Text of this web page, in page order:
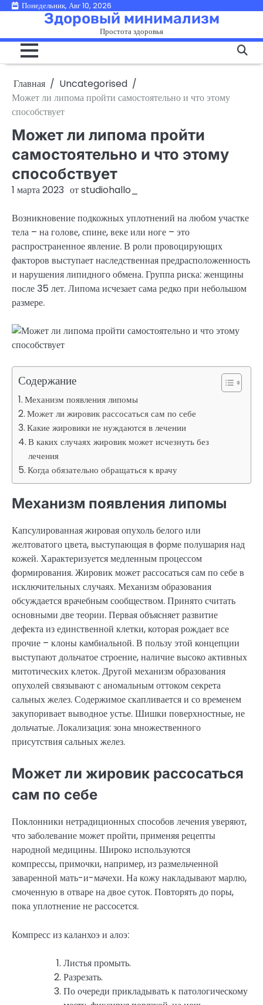
ПерейтиПонедельник, Авг 10, 2026
Здоровый минимализм
Простота здоровья
Главная
Uncategorised
Может ли липома пройти самостоятельно и что этому
способствует
Может ли липома пройти
самостоятельно и что этому
способствует
1 марта 2023 отstudiohallo_
Возникновение подкожных уплотнений на любом участке
тела – на голове, спине, веке или ноге – это
распространенное явление. В роли провоцирующих
факторов выступает наследственная предрасположенность
и нарушения липидного обмена. Группа риска: женщины
после 35 лет. Липома исчезает сама редко при небольшом
размере.
Содержание
Механизм появления липомы
Может ли жировик рассосаться сам по себе
Какие жировики не нуждаются в лечении
В каких случаях жировик может исчезнуть без
лечения
Когда обязательно обращаться к врачу
Механизм появления липомы
Капсулированная жировая опухоль белого или
желтоватого цвета, выступающая в форме полушария над
кожей. Характеризуется медленным процессом
формирования. Жировик может рассосаться сам по себе в
исключительных случаях. Механизм образования
обсуждается врачебным сообществом. Принято считать
основными две теории. Первая объясняет развитие
дефекта из единственной клетки, которая рождает все
прочие – клоны камбиальной. В пользу этой концепции
выступают дольчатое строение, наличие высоко активных
митотических клеток. Другой механизм образования
опухолей связывают с аномальным оттоком секрета
сальных желез. Содержимое скапливается и со временем
закупоривает выводное устье. Шишки поверхностные, не
дольчатые. Локализация: зона множественного
присутствия сальных желез.
Может ли жировик рассосаться
сам по себе
Поклонники нетрадиционных способов лечения уверяют,
что заболевание может пройти, применяя рецепты
народной медицины. Широко используются
компрессы, примочки, например, из размельченной
заваренной мать-и-мачехи. На кожу накладывают марлю,
смоченную в отваре на двое суток. Повторять до поры,
пока уплотнение не рассосется.
Компресс из каланхоэ и алоэ:
Листья промыть.
Разрезать.
По очереди прикладывать к патологическому